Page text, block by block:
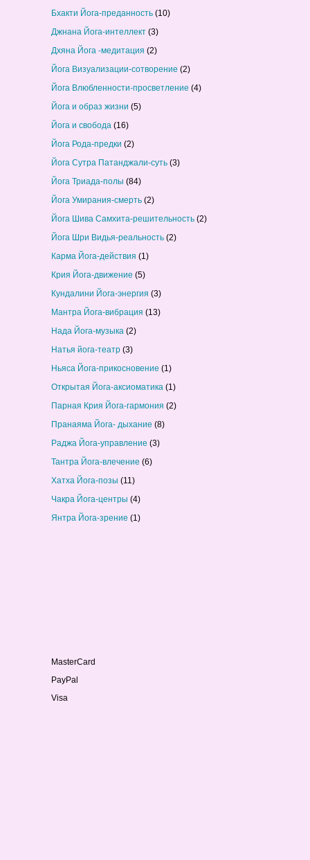
Бхакти Йога-преданность (10)
Джнана Йога-интеллект (3)
Дхяна Йога -медитация (2)
Йога Визуализации-сотворение (2)
Йога Влюбленности-просветление (4)
Йога и образ жизни (5)
Йога и свобода (16)
Йога Рода-предки (2)
Йога Сутра Патанджали-суть (3)
Йога Триада-полы (84)
Йога Умирания-смерть (2)
Йога Шива Самхита-решительность (2)
Йога Шри Видья-реальность (2)
Карма Йога-действия (1)
Крия Йога-движение (5)
Кундалини Йога-энергия (3)
Мантра Йога-вибрация (13)
Нада Йога-музыка (2)
Натья йога-театр (3)
Ньяса Йога-прикосновение (1)
Открытая Йога-аксиоматика (1)
Парная Крия Йога-гармония (2)
Пранаяма Йога- дыхание (8)
Раджа Йога-управление (3)
Тантра Йога-влечение (6)
Хатха Йога-позы (11)
Чакра Йога-центры (4)
Янтра Йога-зрение (1)
MasterCard
PayPal
Visa